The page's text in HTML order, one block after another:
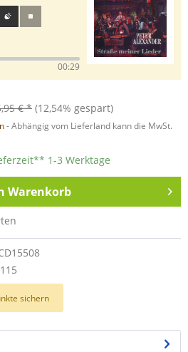
00:29
€ * (12,54% gespart)
- Abhängig vom Lieferland kann die MwSt.
1-3 Werktage
Warenkorb
sichern